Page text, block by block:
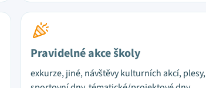
Pravidelné akce školy
exkurze, jiné, návštěvy kulturních akcí, plesy,